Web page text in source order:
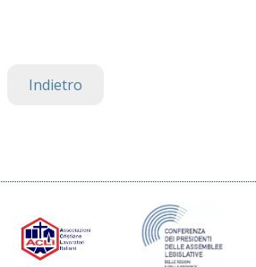
Indietro